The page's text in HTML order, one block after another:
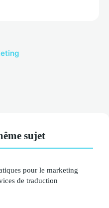
sujet
pour le marketing
de traduction